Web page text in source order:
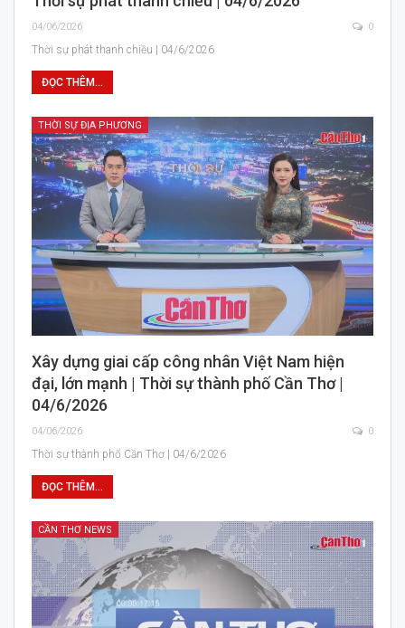
04/06/2026 0
Thời sự phát thanh chiều | 04/6/2026
ĐỌC THÊM...
THỜI SỰ ĐỊA PHƯƠNG
Xây dựng giai cấp công nhân Việt Nam hiện
đại, lớn mạnh | Thời sự thành phố Cần Thơ |
04/6/2026
04/06/2026 0
Thời sự thành phố Cần Thơ | 04/6/2026
ĐỌC THÊM...
CẦN THƠ NEWS